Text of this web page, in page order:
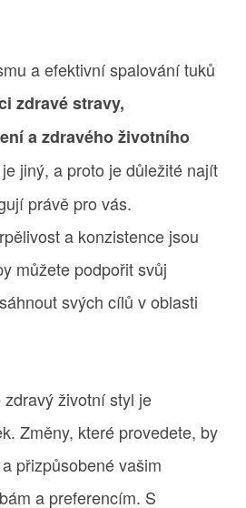
a efektivní spalování tuků
zdravé stravy,
a zdravého životního
jiný, a proto je důležité najít
právě pro vás.
a konzistence jsou
můžete podpořit svůj
svých cílů v oblasti
životní styl je
Změny, které provedete, by
přizpůsobené vašim
a preferencím. S